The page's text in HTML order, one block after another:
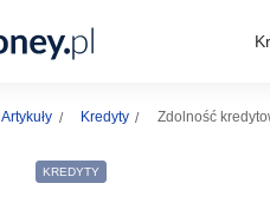
Artykuły Kredyty Zdolność
KREDYTY